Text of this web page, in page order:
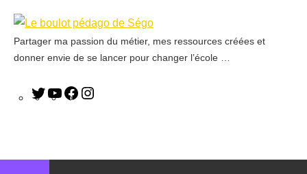
Le
boulot
Partager ma passion du métier, mes ressources créées et
donner envie de se lancer pour changer l’école …